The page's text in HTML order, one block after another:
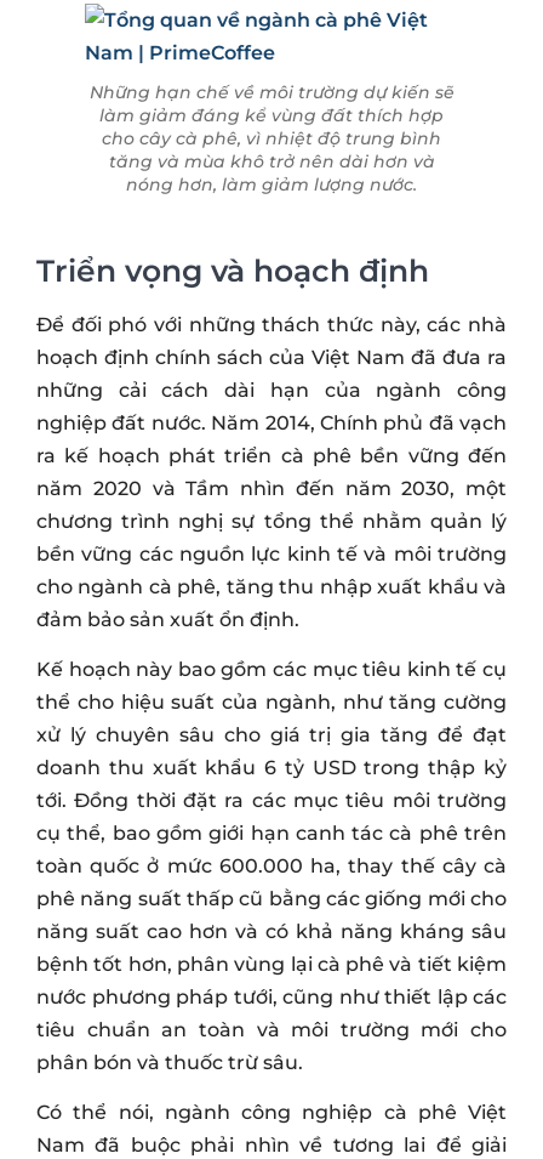
Những hạn chế về môi trường dự kiến sẽ
làm giảm đáng kể vùng đất thích hợp
cho cây cà phê, vì nhiệt độ trung bình
tăng và mùa khô trở nên dài hơn và
nóng hơn, làm giảm lượng nước.
Triển vọng và hoạch định
Để đối phó với những thách thức này, các nhà
hoạch định chính sách của Việt Nam đã đưa ra
những cải cách dài hạn của ngành công
nghiệp đất nước. Năm 2014, Chính phủ đã vạch
ra kế hoạch phát triển cà phê bền vững đến
năm 2020 và Tầm nhìn đến năm 2030, một
chương trình nghị sự tổng thể nhằm quản lý
bền vững các nguồn lực kinh tế và môi trường
cho ngành cà phê, tăng thu nhập xuất khẩu và
đảm bảo sản xuất ổn định.
Kế hoạch này bao gồm các mục tiêu kinh tế cụ
thể cho hiệu suất của ngành, như tăng cường
xử lý chuyên sâu cho giá trị gia tăng để đạt
doanh thu xuất khẩu 6 tỷ USD trong thập kỷ
tới. Đồng thời đặt ra các mục tiêu môi trường
cụ thể, bao gồm giới hạn canh tác cà phê trên
toàn quốc ở mức 600.000 ha, thay thế cây cà
phê năng suất thấp cũ bằng các giống mới cho
năng suất cao hơn và có khả năng kháng sâu
bệnh tốt hơn, phân vùng lại cà phê và tiết kiệm
nước phương pháp tưới, cũng như thiết lập các
tiêu chuẩn an toàn và môi trường mới cho
phân bón và thuốc trừ sâu.
Có thể nói, ngành công nghiệp cà phê Việt
Nam đã buộc phải nhìn về tương lai để giải